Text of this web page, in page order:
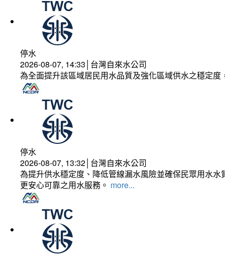
停水
2026-08-07, 14:33│台灣自來水公司
為全面提升該區域居民用水品質及強化區域供水之穩定
停水
2026-08-07, 13:32│台灣自來水公司
為提升供水穩定度、降低管線漏水風險並確保民眾用水
更安心可靠之用水服務。 more...